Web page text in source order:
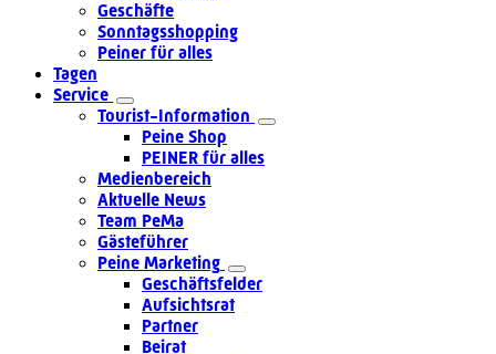
Geschäfte
Sonntagsshopping
Peiner für alles
Tagen
Service
Tourist-Information
Peine Shop
PEINER für alles
Medienbereich
Aktuelle News
Team PeMa
Gästeführer
Peine Marketing
Geschäftsfelder
Aufsichtsrat
Partner
Beirat